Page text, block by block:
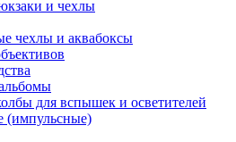
и чехлы
чехлы и аквабоксы
для вспышек и осветителей
(импульсные)